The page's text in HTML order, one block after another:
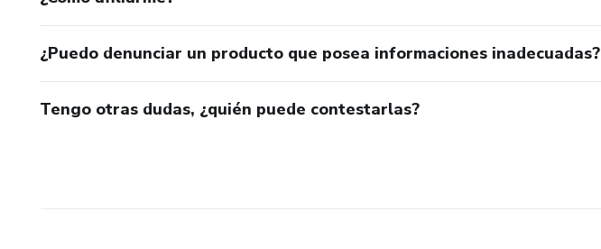
¿Puedo denunciar un producto que posea informaciones inadecuadas?
Tengo otras dudas, ¿quién puede contestarlas?